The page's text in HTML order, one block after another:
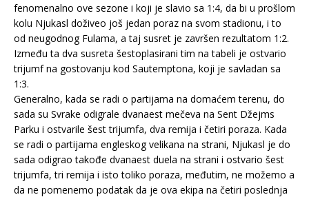
fenomenalno ove sezone i koji je slavio sa 1:4, da bi u prošlom
kolu Njukasl doživeo još jedan poraz na svom stadionu, i to
od neugodnog Fulama, a taj susret je završen rezultatom 1:2.
Između ta dva susreta šestoplasirani tim na tabeli je ostvario
trijumf na gostovanju kod Sautemptona, koji je savladan sa
1:3.
Generalno, kada se radi o partijama na domaćem terenu, do
sada su Svrake odigrale dvanaest mečeva na Sent Džejms
Parku i ostvarile šest trijumfa, dva remija i četiri poraza. Kada
se radi o partijama engleskog velikana na strani, Njukasl je do
sada odigrao takođe dvanaest duela na strani i ostvario šest
trijumfa, tri remija i isto toliko poraza, međutim, ne možemo a
da ne pomenemo podatak da je ova ekipa na četiri poslednja